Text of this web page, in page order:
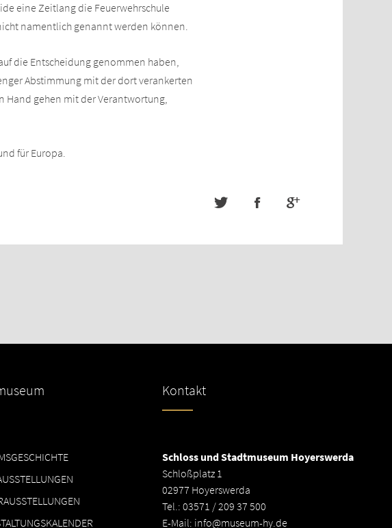
eine Zeitlang die Feuerwehrschule
namentlich genannt werden können.
die Entscheidung genommen haben,
Abstimmung mit der dort verankerten
Hand gehen mit der Verantwortung,
für Europa.
Kontakt
Schloss und Stadtmuseum Hoyerswerda
Schloßplatz 1
02977 Hoyerswerda
Tel.: 03571 / 209 37 500
E-Mail: info@museum-hy.de